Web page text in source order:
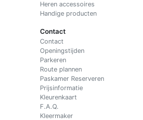
Heren accessoires
Handige producten
Contact
Contact
Openingstijden
Parkeren
Route plannen
Paskamer Reserveren
Prijsinformatie
Kleurenkaart
F.A.Q.
Kleermaker